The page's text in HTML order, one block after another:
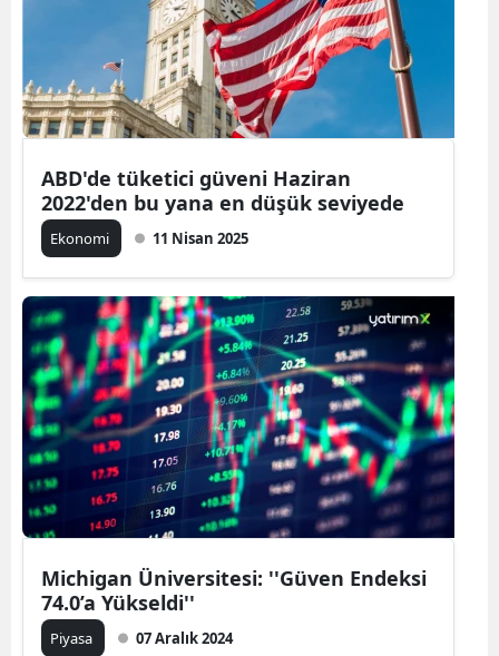
ABD'de tüketici güveni Haziran
2022'den bu yana en düşük seviyede
Ekonomi 11 Nisan 2025
Michigan Üniversitesi: ''Güven Endeksi
74.0’a Yükseldi''
Piyasa 07 Aralık 2024